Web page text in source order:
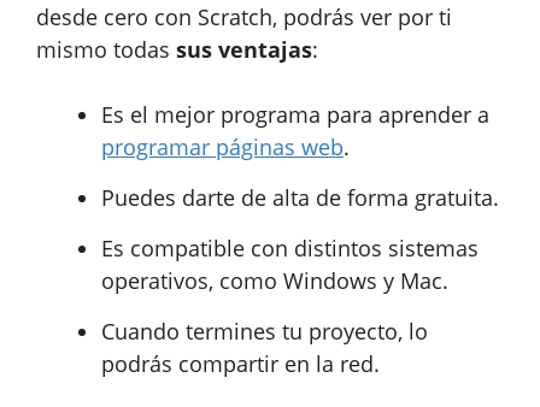
desde cero con Scratch, podrás ver por ti
mismo todas sus ventajas:
Es el mejor programa para aprender a
programar páginas web.
Puedes darte de alta de forma gratuita.
Es compatible con distintos sistemas
operativos, como Windows y Mac.
Cuando termines tu proyecto, lo
podrás compartir en la red.